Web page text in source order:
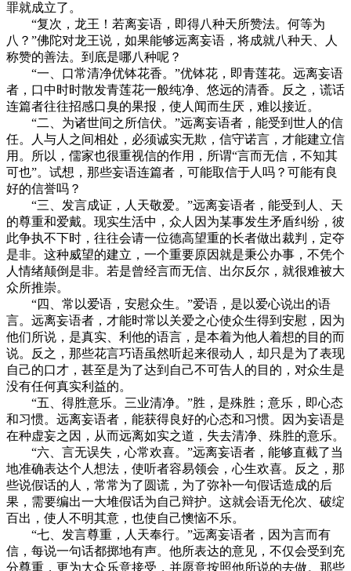
罪就成立了。
“复次，龙王！若离妄语，即得八种天所赞法。何等为
八？”佛陀对龙王说，如果能够远离妄语，将成就八种天、人
称赞的善法。到底是哪八种呢？
“一、口常清净优钵花香。”优钵花，即青莲花。远离妄语
者，口中时时散发青莲花一般纯净、悠远的清香。反之，谎话
连篇者往往招感口臭的果报，使人闻而生厌，难以接近。
“二、为诸世间之所信伏。”远离妄语者，能受到世人的信
任。人与人之间相处，必须诚实无欺，信守诺言，才能建立信
用。所以，儒家也很重视信的作用，所谓“言而无信，不知其
可也”。试想，那些妄语连篇者，可能取信于人吗？可能有良
好的信誉吗？
“三、发言成证，人天敬爱。”远离妄语者，能受到人、天
的尊重和爱戴。现实生活中，众人因为某事发生矛盾纠纷，彼
此争执不下时，往往会请一位德高望重的长者做出裁判，定夺
是非。这种威望的建立，一个重要原因就是秉公办事，不凭个
人情绪颠倒是非。若是曾经言而无信、出尔反尔，就很难被大
众所推崇。
“四、常以爱语，安慰众生。”爱语，是以爱心说出的语
言。远离妄语者，才能时常以关爱之心使众生得到安慰，因为
他们所说，是真实、利他的语言，是本着为他人着想的目的而
说。反之，那些花言巧语虽然听起来很动人，却只是为了表现
自己的口才，甚至是为了达到自己不可告人的目的，对众生是
没有任何真实利益的。
“五、得胜意乐。三业清净。”胜，是殊胜；意乐，即心态
和习惯。远离妄语者，能获得良好的心态和习惯。因为妄语是
在种虚妄之因，从而远离如实之道，失去清净、殊胜的意乐。
“六、言无误失，心常欢喜。”远离妄语者，能够直截了当
地准确表达个人想法，使听者容易领会，心生欢喜。反之，那
些说假话的人，常常为了圆谎，为了弥补一句假话造成的后
果，需要编出一大堆假话为自己辩护。这就会语无伦次、破绽
百出，使人不明其意，也使自己懊恼不乐。
“七、发言尊重，人天奉行。”远离妄语者，因为言而有
信，每说一句话都掷地有声。他所表达的意见，不仅会受到充
分尊重，更为大众乐意接受，并愿意按照他所说的去做。那些